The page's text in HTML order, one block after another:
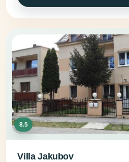
8.5
Villa Jakubov